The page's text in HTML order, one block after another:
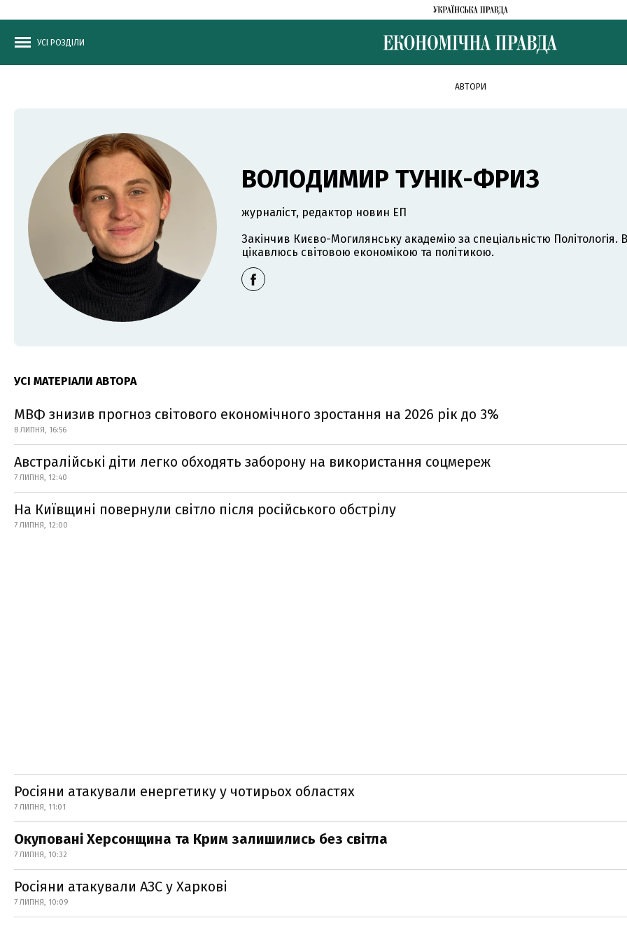
УСІ РОЗДІЛИ
АВТОРИ
ВОЛОДИМИР ТУНІК-ФРИЗ
журналіст, редактор новин ЕП
Закінчив Києво-Могилянську академію за спеціальністю Політологія.
цікавлюсь світовою економікою та політикою.
УСІ МАТЕРІАЛИ АВТОРА
МВФ знизив прогноз світового економічного зростання на 2026 рік до 3%
8 ЛИПНЯ, 16:56
Австралійські діти легко обходять заборону на використання соцмереж
7 ЛИПНЯ, 12:40
На Київщині повернули світло після російського обстрілу
7 ЛИПНЯ, 12:00
Росіяни атакували енергетику у чотирьох областях
7 ЛИПНЯ, 11:01
Окуповані Херсонщина та Крим залишились без світла
7 ЛИПНЯ, 10:32
Росіяни атакували АЗС у Харкові
7 ЛИПНЯ, 10:09